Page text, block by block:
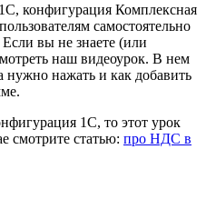
конфигурация Комплексная
самостоятельно
вы не знаете (или
наш видеоурок. В нем
нужно нажать и как добавить
1С, то этот урок
смотрите статью: про НДС в